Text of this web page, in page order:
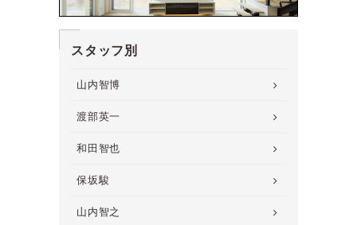
スタッフ別
山内智博
渡部英一
和田智也
保坂駿
山内智之